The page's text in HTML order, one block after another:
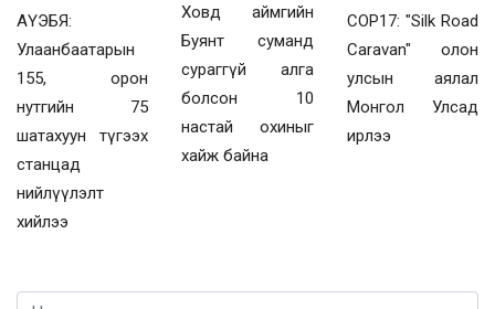
АҮЭБЯ:
Улаанбаатарын
155, орон
нутгийн 75
шатахуун түгээх
станцад
нийлүүлэлт
хийлээ
Ховд аймгийн
Буянт суманд
сураггүй алга
болсон 10
настай охиныг
хайж байна
COP17: "Silk Road
Caravan" олон
улсын аялал
Монгол Улсад
ирлээ